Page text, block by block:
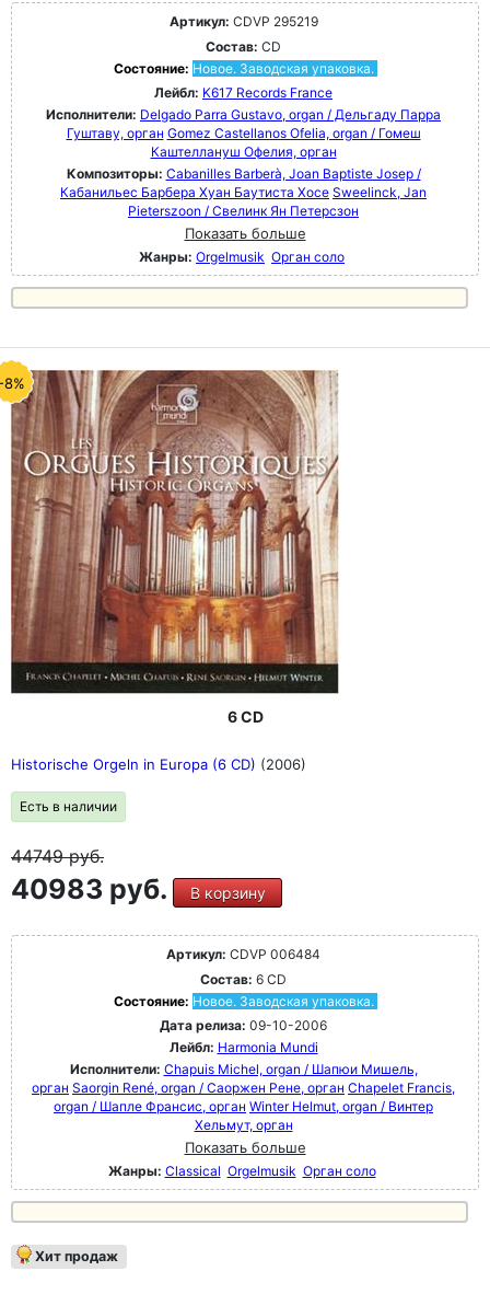
Артикул: CDVP 295219
Состав: CD
Состояние: Новое. Заводская упаковка.
Лейбл: K617 Records France
Исполнители: Delgado Parra Gustavo, organ / Дельгаду Парра
Гуштаву, орган Gomez Castellanos Ofelia, organ / Гомеш
Каштеллануш Офелия, орган
Композиторы: Cabanilles Barberà, Joan Baptiste Josep /
Кабанильес Барбера Хуан Баутиста Хосе Sweelinck, Jan
Pieterszoon / Свелинк Ян Петерсзон
Показать больше
Жанры: Orgelmusik Орган соло
8%
6 CD
Historische Orgeln in Europa (6 CD) (2006)
Есть в наличии
44749руб.
40983 руб. В корзину
Артикул: CDVP 006484
Состав: 6 CD
Состояние: Новое. Заводская упаковка.
Дата релиза: 09-10-2006
Лейбл: Harmonia Mundi
Исполнители: Chapuis Michel, organ / Шапюи Мишель,
орган Saorgin René, organ / Саоржен Рене, орган Chapelet Francis,
organ / Шапле Франсис, орган Winter Helmut, organ / Винтер
Хельмут, орган
Показать больше
Жанры: Classical Orgelmusik Орган соло
Хит продаж